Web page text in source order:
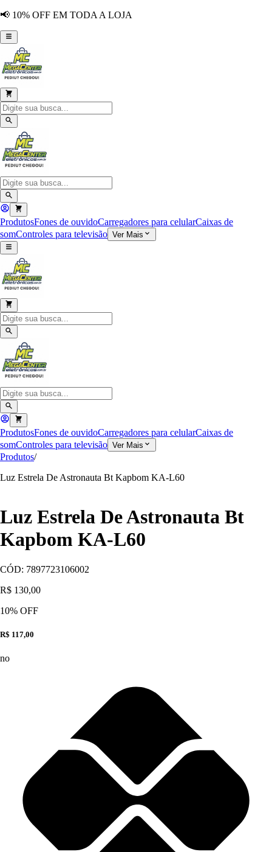
📢 10% OFF EM TODA A LOJA
ProdutosFones de ouvidoCarregadores para celularCaixas de
somControles para televisão Ver Mais
ProdutosFones de ouvidoCarregadores para celularCaixas de
somControles para televisão Ver Mais
Produtos/
Luz Estrela De Astronauta Bt Kapbom KA-L60
Luz Estrela De Astronauta Bt
Kapbom KA-L60
CÓD: 7897723106002
R$ 130,00
10% OFF
R$ 117,00
no